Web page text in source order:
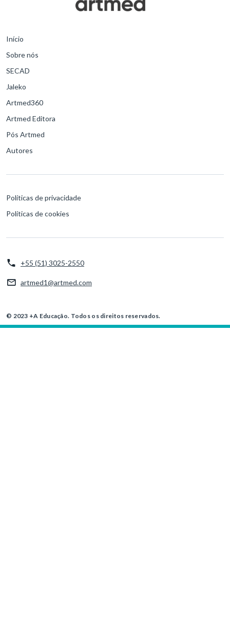
Início
Sobre nós
SECAD
Jaleko
Artmed360
Artmed Editora
Pós Artmed
Autores
Políticas de privacidade
Políticas de cookies
+55 (51) 3025-2550
artmed1@artmed.com
© 2023 +A Educação. Todos os direitos reservados.